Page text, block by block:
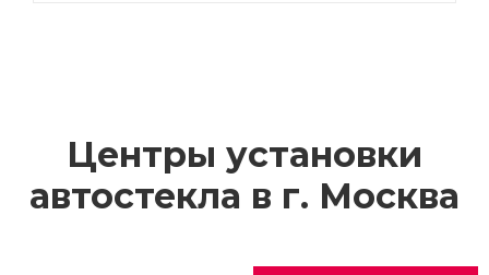
Центры установки
автостекла в г. Москва